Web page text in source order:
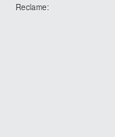
Reclame: